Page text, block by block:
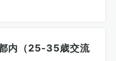
内（25-35歳交流